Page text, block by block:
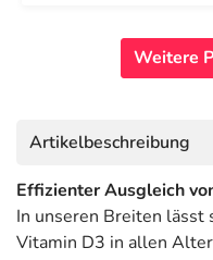
Weitere
Artikelbeschreibung
Effizienter Ausgleich
In unseren Breiten lässt
Vitamin D3 in allen